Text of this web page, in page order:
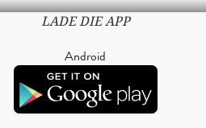
LADE DIE APP
Android